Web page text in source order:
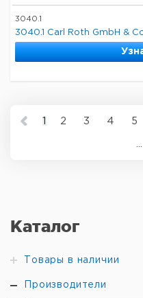
Каталог
Товары в наличии
Производители
3040.1
3040.1 Carl Roth GmbH &
1 2 3 4 5